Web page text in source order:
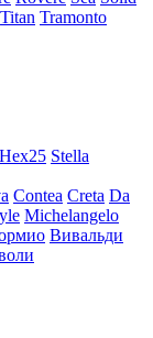
Titan Tramonto
Stella
Contea Creta Da
Michelangelo
Вивальди